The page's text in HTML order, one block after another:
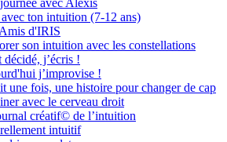
avec Alexis
avec ton intuition (7-12 ans)
d'IRIS
son intuition avec les constellations
décidé, j’écris !
j’improvise !
une fois, une histoire pour changer de cap
avec le cerveau droit
créatif© de l’intuition
intuitif